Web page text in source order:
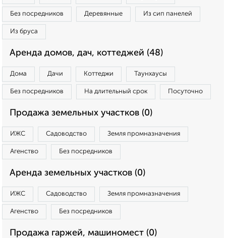
Без посредников Деревянные Из сип панелей
Из бруса
Аренда домов, дач, коттеджей (48)
Дома Дачи Коттеджи Таунхаусы
Без посредников На длительный срок Посуточно
Продажа земельных участков (0)
ИЖС Садоводство Земля промназначения
Агенство Без посредников
Аренда земельных участков (0)
ИЖС Садоводство Земля промназначения
Агенство Без посредников
Продажа гаржей, машиномест (0)